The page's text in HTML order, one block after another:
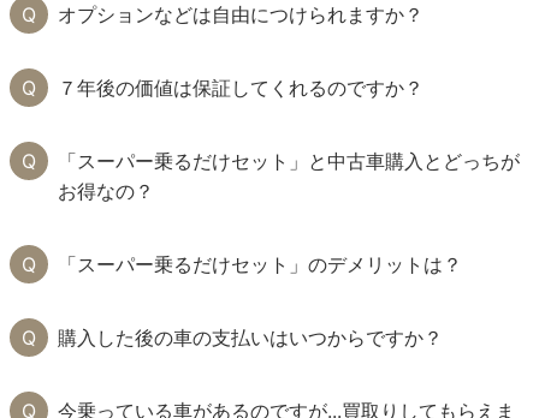
オプションなどは自由につけられますか？
７年後の価値は保証してくれるのですか？
「スーパー乗るだけセット」と中古車購入とどっちが
お得なの？
「スーパー乗るだけセット」のデメリットは？
購入した後の車の支払いはいつからですか？
今乗っている車があるのですが...買取りしてもらえま